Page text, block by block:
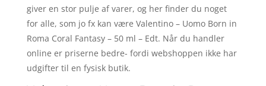
giver en stor pulje af varer, og her finder du noget
for alle, som jo fx kan være Valentino – Uomo Born in
Roma Coral Fantasy – 50 ml – Edt. Når du handler
online er priserne bedre- fordi webshoppen ikke har
udgifter til en fysisk butik.